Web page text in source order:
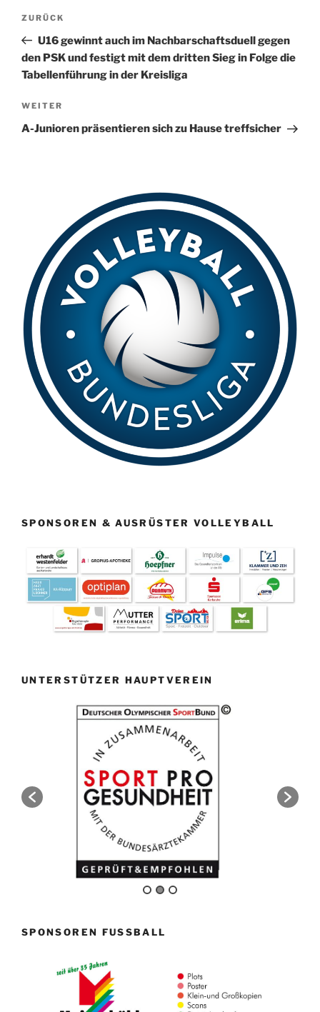
e
r
n
a
i
v
Beitragsnavigation
Vorheriger
Beitrag
ZURÜCK
U16 gewinnt auch im Nachbarschaftsduell gegen
den PSK und festigt mit dem dritten Sieg in Folge die
Tabellenführung in der Kreisliga
Nächster
Beitrag
WEITER
A-Junioren präsentieren sich zu Hause treffsicher
SPONSOREN & AUSRÜSTER VOLLEYBALL
UNTERSTÜTZER HAUPTVEREIN
SPONSOREN FUSSBALL